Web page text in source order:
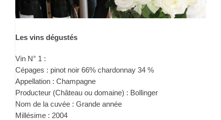
Les vins dégustés
Vin N° 1 :
Cépages : pinot noir 66% chardonnay 34 %
Appellation : Champagne
Producteur (Château ou domaine) : Bollinger
Nom de la cuvée : Grande année
Millésime : 2004